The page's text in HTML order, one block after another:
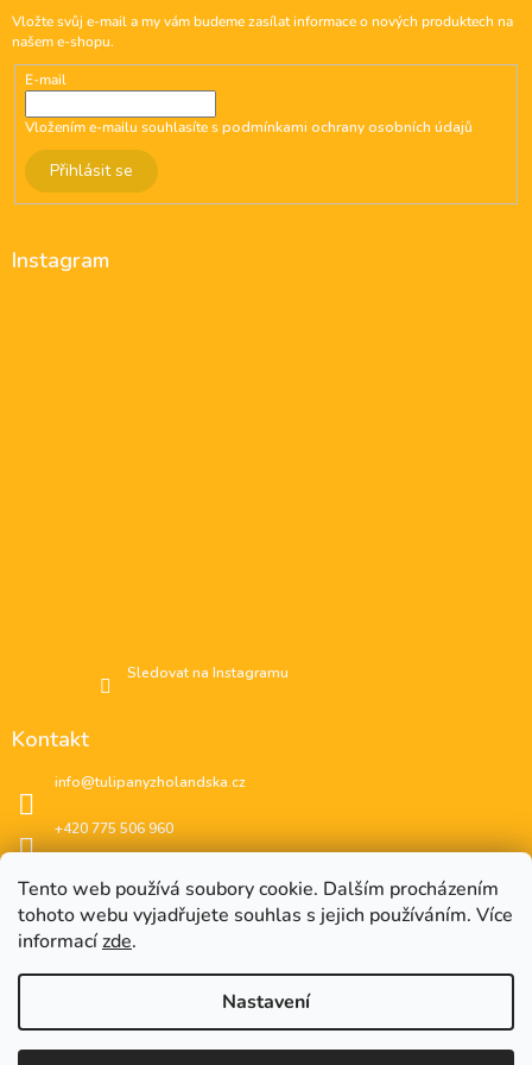
Tento web používá soubory cookie. Dalším procházením
tohoto webu vyjadřujete souhlas s jejich používáním. Více
informacízde.
Nastavení
Vložte svůj e-mail a my vám budeme zasílat informace o nových produktech na
našem e-shopu.
E-mail
Vložením e-mailu souhlasíte spodmínkami ochrany osobních údajů
Přihlásit se
Instagram
Sledovat na Instagramu
Kontakt
info@tulipanyzholandska.cz
+420 775 506 960
instagram